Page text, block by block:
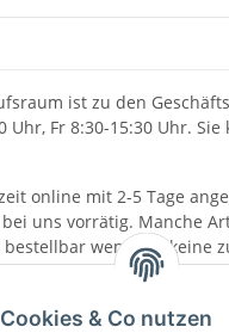
& Co nutzen
ist zu den
Uhr, Fr 8:30-15:30 Uhr.
online mit 2-5 Tage
uns vorrätig. Manche
wenn wir keine
haben.